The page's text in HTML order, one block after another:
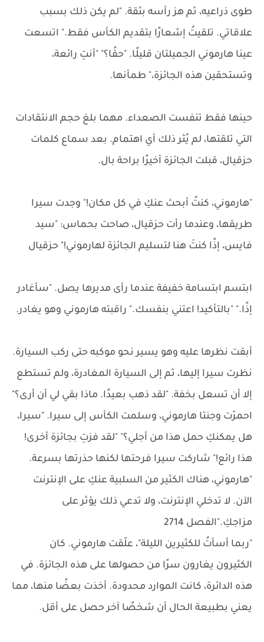
طوى ذراعيه، ثم هز رأسه بثقة. "لم يكن ذلك بسبب
علاقاتي. تلقيتُ إشعارًا بتقديم الكأس فقط." اتسعت
عينا هارموني الجميلتان قليلًا. "حقًا؟" "أنتِ رائعة،
وتستحقين هذه الجائزة،" طمأنها.
حينها فقط تنفست الصعداء. مهما بلغ حجم الانتقادات
التي تلقتها، لم يُثر ذلك أي اهتمام. بعد سماع كلمات
حزقيال، قبلت الجائزة أخيرًا براحة بال.
"هارموني، كنتُ أبحث عنكِ في كل مكان!" وجدت سيرا
طريقها، وعندما رأت حزقيال، صاحت بحماس: "سيد
فايس، إذًا كنتَ هنا لتسليم الجائزة لهارموني!" حزقيال
ابتسم ابتسامة خفيفة عندما رأى مديرها يصل. "سأغادر
إذًا." "بالتأكيد! اعتني بنفسك." راقبته هارموني وهو يغادر.
أبقت نظرها عليه وهو يسير نحو موكبه حتى ركب السيارة.
نظرت سيرا إليها، ثم إلى السيارة المغادرة، ولم تستطع
إلا أن تسعل بخفة. "لقد ذهب بعيدًا. ماذا بقي لي أن أرى؟"
احمرّت وجنتا هارموني، وسلمت الكأس إلى سيرا. "سيرا،
هل يمكنكِ حمل هذا من أجلي؟" "لقد فزتِ بجائزة أخرى!
هذا رائع!" شاركت سيرا فرحتها لكنها حذرتها بسرعة.
"هارموني، هناك الكثير من السلبية عنكِ على الإنترنت
الآن. لا تدخلي الإنترنت، ولا تدعي ذلك يؤثر على
مزاجكِ."الفصل 2714
"ربما أسأتُ للكثيرين الليلة"، علّقت هارموني. كان
الكثيرون يغارون سرًا من حصولها على هذه الجائزة. في
هذه الدائرة، كانت الموارد محدودة. أخذت بعضًا منها، مما
يعني بطبيعة الحال أن شخصًا آخر حصل على أقل.